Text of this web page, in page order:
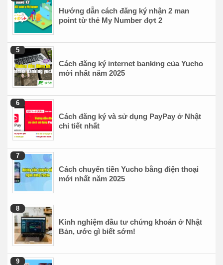
Hướng dẫn cách đăng ký nhận 2 man
point từ thẻ My Number đợt 2
Cách đăng ký internet banking của Yucho
mới nhất năm 2025
Cách đăng ký và sử dụng PayPay ở Nhật
chi tiết nhất
Cách chuyển tiền Yucho bằng điện thoại
mới nhất năm 2025
Kinh nghiệm đầu tư chứng khoán ở Nhật
Bản, ước gì biết sớm!